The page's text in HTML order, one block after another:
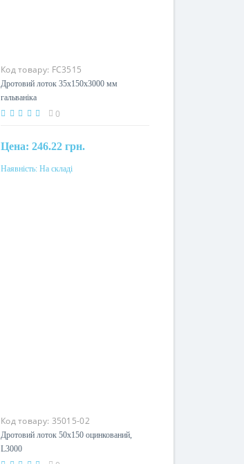
Код товару: FC3515
Дротовий лоток 35x150х3000 мм
гальваніка
0
Цена: 246.22 грн.
Купити
Наявність: На складі
Код товару: 35015-02
Дротовий лоток 50х150 оцинкований,
L3000